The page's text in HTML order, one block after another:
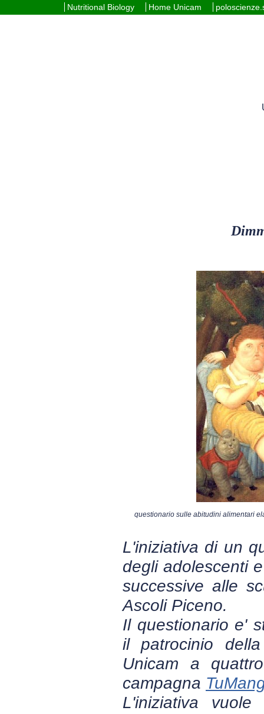
Nutritional Biology Home Unicam
questionario sulle abitudini alimentari
L'iniziativa di un
degli adolescenti
successive alle
Ascoli Piceno.
Il questionario e'
il patrocinio
Unicam a
campagna
L'iniziativa